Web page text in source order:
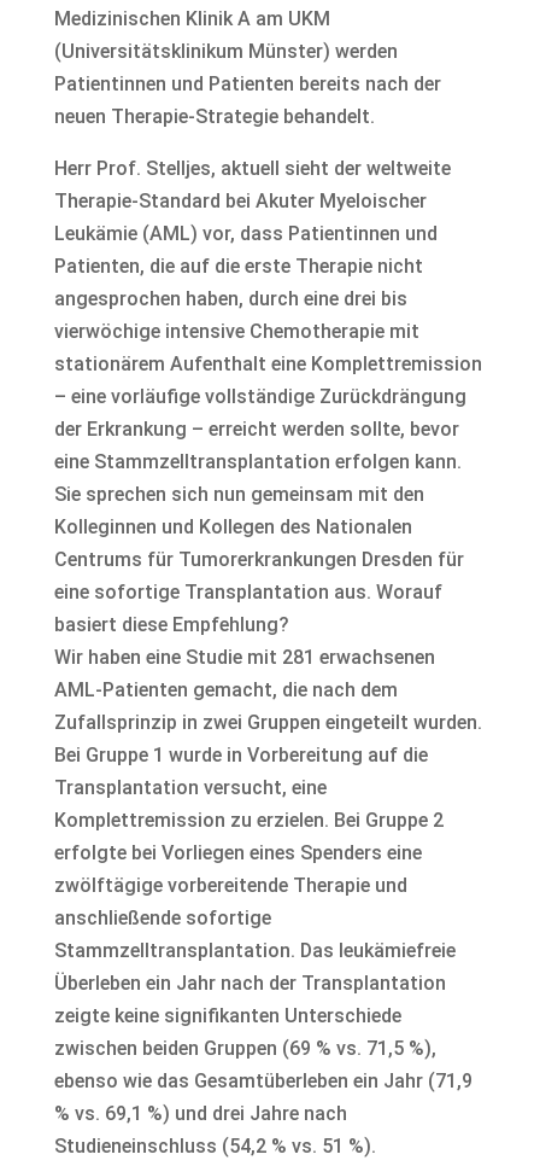
Medizinischen Klinik A am UKM
(Universitätsklinikum Münster) werden
Patientinnen und Patienten bereits nach der
neuen Therapie-Strategie behandelt.
Herr Prof. Stelljes, aktuell sieht der weltweite
Therapie-Standard bei Akuter Myeloischer
Leukämie (AML) vor, dass Patientinnen und
Patienten, die auf die erste Therapie nicht
angesprochen haben, durch eine drei bis
vierwöchige intensive Chemotherapie mit
stationärem Aufenthalt eine Komplettremission
– eine vorläufige vollständige Zurückdrängung
der Erkrankung – erreicht werden sollte, bevor
eine Stammzelltransplantation erfolgen kann.
Sie sprechen sich nun gemeinsam mit den
Kolleginnen und Kollegen des Nationalen
Centrums für Tumorerkrankungen Dresden für
eine sofortige Transplantation aus. Worauf
basiert diese Empfehlung?
Wir haben eine Studie mit 281 erwachsenen
AML-Patienten gemacht, die nach dem
Zufallsprinzip in zwei Gruppen eingeteilt wurden.
Bei Gruppe 1 wurde in Vorbereitung auf die
Transplantation versucht, eine
Komplettremission zu erzielen. Bei Gruppe 2
erfolgte bei Vorliegen eines Spenders eine
zwölftägige vorbereitende Therapie und
anschließende sofortige
Stammzelltransplantation. Das leukämiefreie
Überleben ein Jahr nach der Transplantation
zeigte keine signifikanten Unterschiede
zwischen beiden Gruppen (69 % vs. 71,5 %),
ebenso wie das Gesamtüberleben ein Jahr (71,9
% vs. 69,1 %) und drei Jahre nach
Studieneinschluss (54,2 % vs. 51 %).